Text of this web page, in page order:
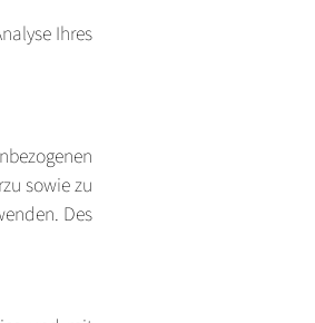
Ihres
sowie zu
Des